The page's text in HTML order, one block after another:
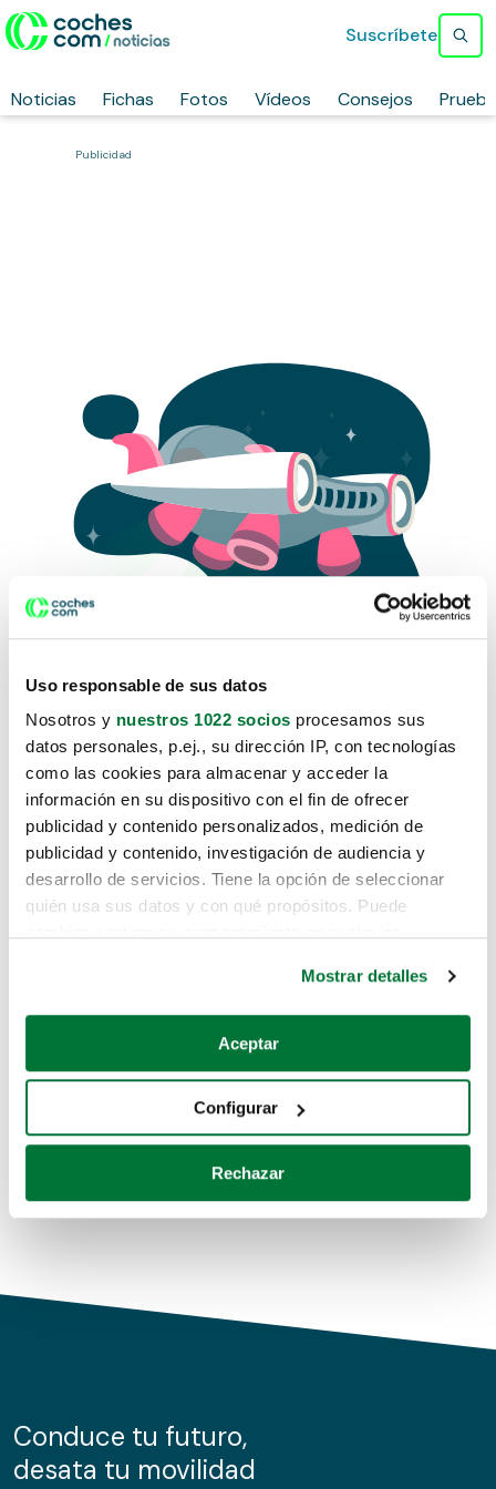
Uso responsable de sus datos
Nosotros y nuestros 1022 socios procesamos sus
datos personales, p.ej., su dirección IP, con tecnologías
como las cookies para almacenar y acceder la
información en su dispositivo con el fin de ofrecer
publicidad y contenido personalizados, medición de
publicidad y contenido, investigación de audiencia y
desarrollo de servicios. Tiene la opción de seleccionar
quién usa sus datos y con qué propósitos. Puede
Si lo permite, también quisiéramos:
Recopilar información sobre su ubicación geográfica
Identificar su dispositivo analizándolo activamente
para buscar características específicas (huellas
Obtenga más información sobre cómo se procesan sus
de cookies.
información sobre el uso que haga del sitio web con
nuestros partners de redes sociales, publicidad y análisis
Mostrar detalles
Aceptar
Configurar
Rechazar
Noticias Fichas Fotos Vídeos Consejos
Suscríbete
Publicidad
Lo sentimos, no sabemos como
te hemos traido hasta aquí.
Pero puedes encontrar el coche que estás
buscando en alguno de estos enlaces:
Coches de segunda mano
Coches de km0
Conduce tu futuro,
desata tu movilidad